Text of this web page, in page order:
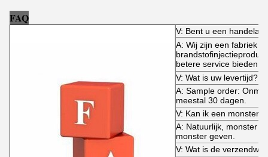
FAQ
V: Bent u een
A: Wij zijn een fabriek
betere service bieden.
V: Wat is uw levertijd?
A: Sample order:
meestal 30 dagen.
V: Kan ik een monster
A: Natuurlijk, monster
monster geven.
V: Wat is de